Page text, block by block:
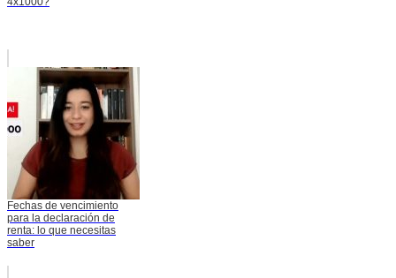
Fechas de vencimiento
para la declaración de
renta: lo que necesitas
saber